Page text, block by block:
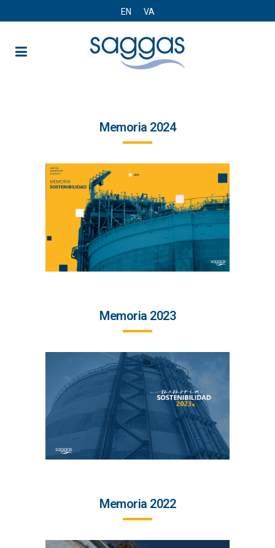
EN VA
Memoria 2024
Memoria 2023
Memoria 2022